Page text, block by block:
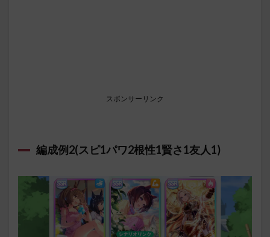
スポンサーリンク
編成例2(スピ1パワ2根性1賢さ1友人1)